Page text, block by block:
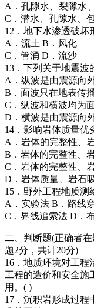
A．孔隙水、裂隙水
C．潜水、孔隙水、
12．地下水渗透破坏
A．流土 B．风化
C．管涌 D．流沙
13．下列关于地震波
A．纵波是由震源向
B．面波只在地表传
C．纵波和横波均为
D．横波是由震源向
14．影响岩体质量优
A．岩体的完整性、
B．岩体的完整性、
C．岩体的完整性、
D．岩体质量、岩石
15．野外工程地质测
A．实验法 B．路线
C．界线追索法 D．
二、判断题(正确者
题2分，共计20分)
16．地质环境对工程
工程的造价和安全施
用。( )
17．沉积岩形成过程